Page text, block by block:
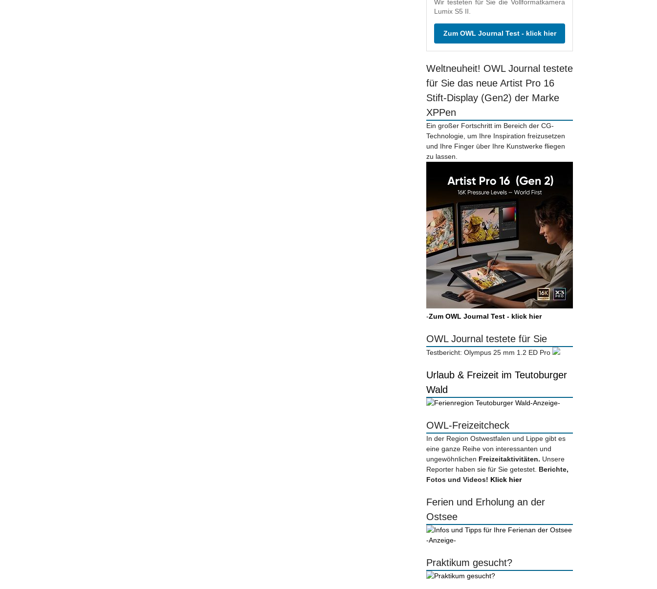
Wir testeten für Sie die Vollformatkamera
Lumix S5 II.
Zum OWL Journal Test - klick hier
Weltneuheit! OWL Journal testete
für Sie das neue Artist Pro 16
Stift-Display (Gen2) der Marke
XPPen
Ein großer Fortschritt im Bereich der CG-
Technologie, um Ihre Inspiration freizusetzen
und Ihre Finger über Ihre Kunstwerke fliegen
zu lassen.
-Zum OWL Journal Test - klick hier
OWL Journal testete für Sie
Testbericht: Olympus 25 mm 1.2 ED Pro
Urlaub & Freizeit im Teutoburger
Wald
-Anzeige-
OWL-Freizeitcheck
In der Region Ostwestfalen und Lippe gibt es
eine ganze Reihe von interessanten und
ungewöhnlichen Freizeitaktivitäten. Unsere
Reporter haben sie für Sie getestet. Berichte,
Fotos und Videos! Klick hier
Ferien und Erholung an der
Ostsee
-Anzeige-
Praktikum gesucht?